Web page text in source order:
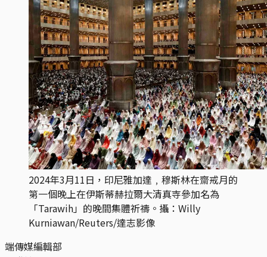
2024年3月11日，印尼雅加達﹐穆斯林在齋戒月的
第一個晚上在伊斯蒂赫拉爾大清真寺參加名為
「Tarawih」的晚間集體祈禱。攝：Willy
Kurniawan/Reuters/達志影像
端傳媒編輯部